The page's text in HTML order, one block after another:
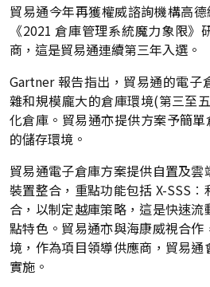
貿易通今年再獲權威諮詢機構高
《2021 倉庫管理系統魔力象限
商，這是貿易通連續第三年入選。
Gartner 報告指出，貿易通的電子
雜和規模龐大的倉庫環境(第三至
化倉庫。貿易通亦提供方案予簡
的儲存環境。
貿易通電子倉庫方案提供自置及
裝置整合，重點功能包括 X-
合，以制定越庫策略，這是快速
點特色。貿易通亦與海康威視合
境，作為項目領導供應商，貿易
實施。